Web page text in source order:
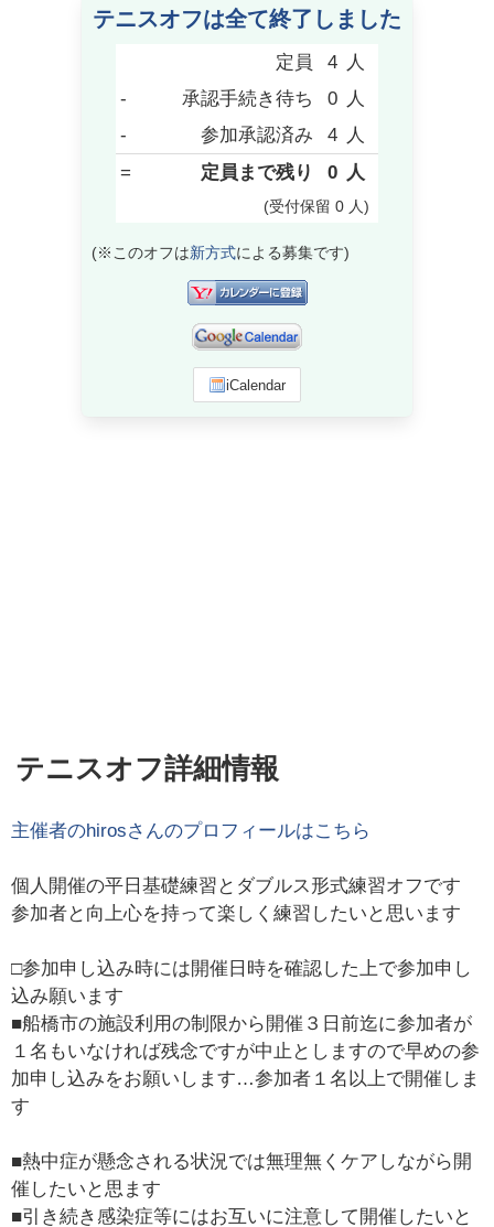
テニスオフは全て終了しました
定員 4 人
-
承認手続き待ち 0 人
-
参加承認済み 4 人
=
定員まで残り 0 人
(受付保留 0 人)
(※このオフは新方式による募集です)
iCalendar
テニスオフ詳細情報
主催者のhirosさんのプロフィールはこちら
個人開催の平日基礎練習とダブルス形式練習オフです
参加者と向上心を持って楽しく練習したいと思います
□参加申し込み時には開催日時を確認した上で参加申し
込み願います
■船橋市の施設利用の制限から開催３日前迄に参加者が
１名もいなければ残念ですが中止としますので早めの参
加申し込みをお願いします…参加者１名以上で開催しま
す
■熱中症が懸念される状況では無理無くケアしながら開
催したいと思ます
■引き続き感染症等にはお互いに注意して開催したいと